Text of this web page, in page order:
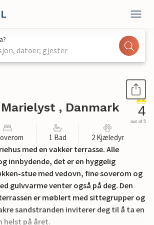
datoer, gjester
, Danmark 4
out of 5
1 Bad 2 Kjæledyr
med en vakker terrasse. Alle
innbydende, det er en hyggelig
stue med vedovn, fine soverom og
gulvvarme venter også på deg. Den
er møblert med sittegrupper og
sandstranden inviterer deg til å ta en
helst på året.